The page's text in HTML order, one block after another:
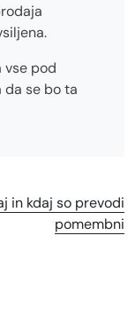
vse pod
da se bo ta
in kdaj so prevodi
pomembni